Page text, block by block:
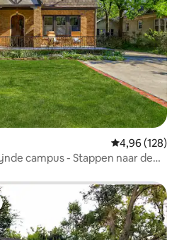
Gemiddelde
4,96 (128)
campus - Stappen naar de